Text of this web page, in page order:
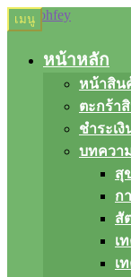
Skip
to
Skip
to
เมนู
หน้าหลัก
หน้าสิน
ตะกร้า
ชำระเงิ
บทควา
สุ
ก
สั
เ
เ